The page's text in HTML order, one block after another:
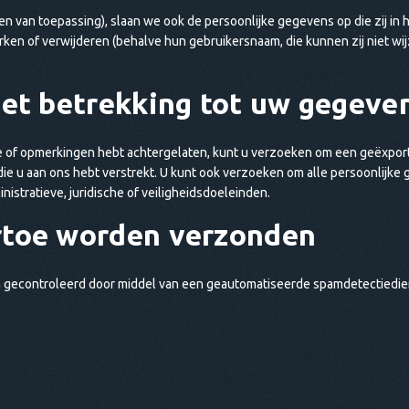
van toepassing), slaan we ook de persoonlijke gegevens op die zij
of verwijderen (behalve hun gebruikersnaam, die kunnen zij niet
betrekking tot uw
opmerkingen hebt achtergelaten, kunt u verzoeken om een
u aan ons hebt verstrekt. U kunt ook verzoeken om alle
juridische of veiligheidsdoeleinden.
worden verzonden
door middel van een geautomatiseerde